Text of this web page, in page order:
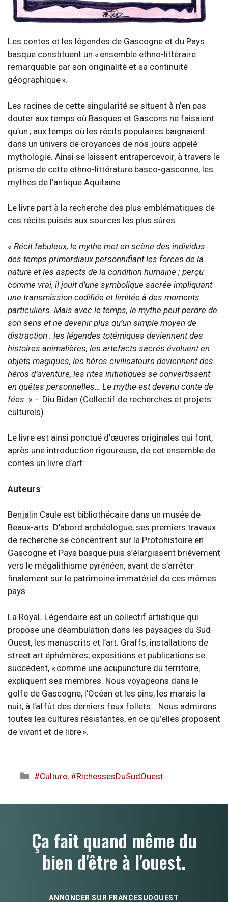
Les contes et les légendes de Gascogne et du Pays
basque constituent un « ensemble ethno-littéraire
remarquable par son originalité et sa continuité
géographique ».
Les racines de cette singularité se situent à n’en pas
douter aux temps où Basques et Gascons ne faisaient
qu’un ; aux temps où les récits populaires baignaient
dans un univers de croyances de nos jours appelé
mythologie. Ainsi se laissent entrapercevoir, à travers le
prisme de cette ethno-littérature basco-gasconne, les
mythes de l’antique Aquitaine.
Le livre part à la recherche des plus emblématiques de
ces récits puisés aux sources les plus sûres.
« Récit fabuleux, le mythe met en scène des individus
des temps primordiaux personnifiant les forces de la
nature et les aspects de la condition humaine ; perçu
comme vrai, il jouit d’une symbolique sacrée impliquant
une transmission codifiée et limitée à des moments
particuliers. Mais avec le temps, le mythe peut perdre de
son sens et ne devenir plus qu’un simple moyen de
distraction : les légendes totémiques deviennent des
histoires animalières, les artefacts sacrés évoluent en
objets magiques, les héros civilisateurs deviennent des
héros d’aventure, les rites initiatiques se convertissent
en quêtes personnelles… Le mythe est devenu conte de
fées. » – Diu Bidan (Collectif de recherches et projets
culturels)
Le livre est ainsi ponctué d’œuvres originales qui font,
après une introduction rigoureuse, de cet ensemble de
contes un livre d’art.
Auteurs:
Benjalin Caule est bibliothécaire dans un musée de
Beaux-arts. D’abord archéologue, ses premiers travaux
de recherche se concentrent sur la Protohistoire en
Gascogne et Pays basque puis s’élargissent brièvement
vers le mégalithisme pyrénéen, avant de s’arrêter
finalement sur le patrimoine immatériel de ces mêmes
pays.
La RoyaL Légendaire est un collectif artistique qui
propose une déambulation dans les paysages du Sud-
Ouest, les manuscrits et l’art. Graffs, installations de
street art éphémères, expositions et publications se
succèdent, « comme une acupuncture du territoire,
expliquent ses membres. Nous voyageons dans le
golfe de Gascogne, l’Océan et les pins, les marais la
nuit, à l’affût des derniers feux follets… Nous admirons
toutes les cultures résistantes, en ce qu’elles proposent
de vivant et de libre ».
Catégories
#Culture, #RichessesDuSudOuest
Ça fait quand même du
bien d'être à l'ouest.
ANNONCER SUR FRANCESUDOUEST